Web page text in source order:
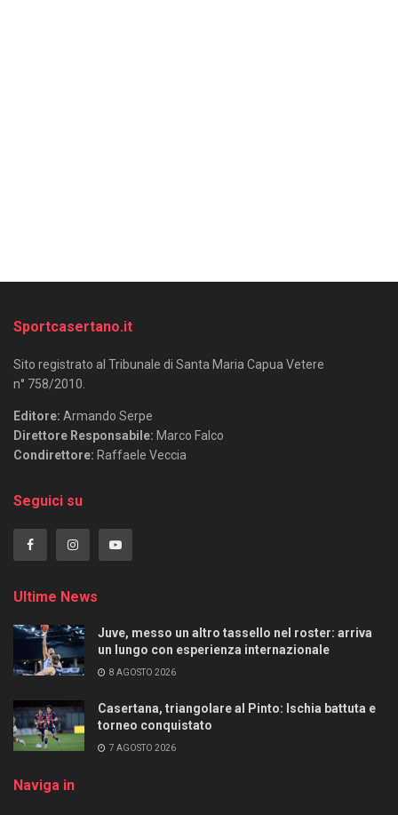
Sportcasertano.it
Sito registrato al Tribunale di Santa Maria Capua Vetere
n° 758/2010.
Editore: Armando Serpe
Direttore Responsabile: Marco Falco
Condirettore: Raffaele Veccia
Seguici su
Ultime News
Juve, messo un altro tassello nel roster: arriva
un lungo con esperienza internazionale
8 AGOSTO 2026
Casertana, triangolare al Pinto: Ischia battuta e
torneo conquistato
7 AGOSTO 2026
Naviga in